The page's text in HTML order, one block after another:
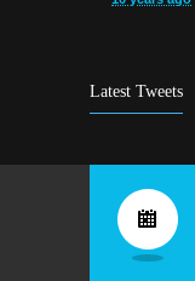
9 years ago
10 years ago
Latest Tweets